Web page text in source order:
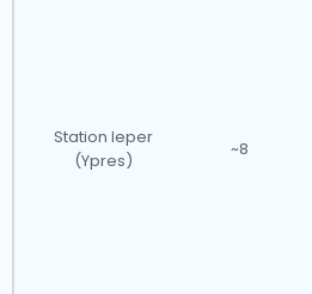
Station Ieper
(Ypres)
~8